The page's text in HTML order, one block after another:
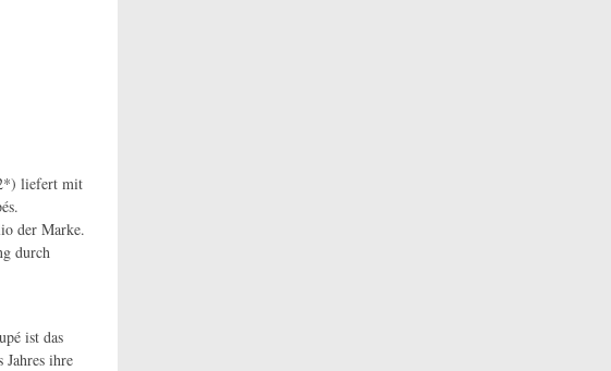
liefert mit
der Marke.
durch
ist das
ihre